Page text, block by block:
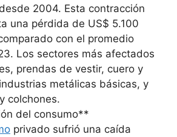
2004. Esta contracción
una pérdida de US$ 5.100
con el promedio
Los sectores más afectados
prendas de vestir, cuero y
metálicas básicas, y
colchones.
del consumo**
privado sufrió una caída